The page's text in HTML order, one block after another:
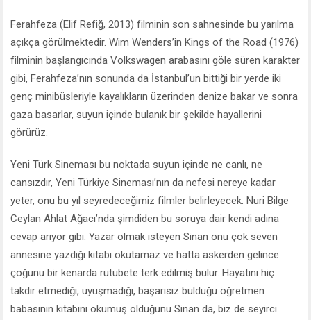
Ferahfeza (Elif Refiğ, 2013) filminin son sahnesinde bu yarılma
açıkça görülmektedir. Wim Wenders’in Kings of the Road (1976)
filminin başlangıcında Volkswagen arabasını göle süren karakter
gibi, Ferahfeza’nın sonunda da İstanbul’un bittiği bir yerde iki
genç minibüsleriyle kayalıkların üzerinden denize bakar ve sonra
gaza basarlar, suyun içinde bulanık bir şekilde hayallerini
görürüz.
Yeni Türk Sineması bu noktada suyun içinde ne canlı, ne
cansızdır, Yeni Türkiye Sineması’nın da nefesi nereye kadar
yeter, onu bu yıl seyredeceğimiz filmler belirleyecek. Nuri Bilge
Ceylan Ahlat Ağacı’nda şimdiden bu soruya dair kendi adına
cevap arıyor gibi. Yazar olmak isteyen Sinan onu çok seven
annesine yazdığı kitabı okutamaz ve hatta askerden gelince
çoğunu bir kenarda rutubete terk edilmiş bulur. Hayatını hiç
takdir etmediği, uyuşmadığı, başarısız bulduğu öğretmen
babasının kitabını okumuş olduğunu Sinan da, biz de seyirci